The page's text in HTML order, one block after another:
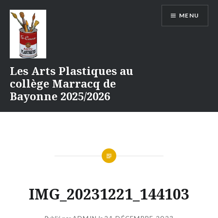
contenu
Les Arts Plastiques au
collège Marracq de
Bayonne 2025/2026
MENU
IMG_20231221_144103